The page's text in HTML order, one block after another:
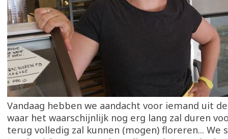
Vandaag hebben we aandacht voor iemand uit
waar het waarschijnlijk nog erg lang zal duren
terug volledig zal kunnen (mogen) floreren... We